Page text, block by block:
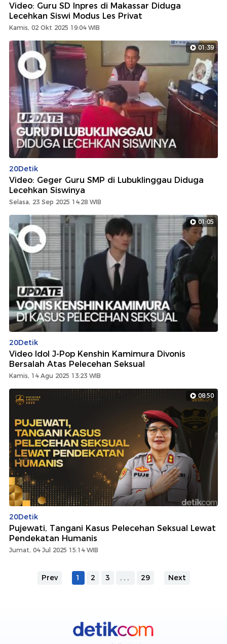
Video: Guru SD Inpres di Makassar Diduga
Lecehkan Siswi Modus Les Privat
Kamis, 02 Okt 2025 19:04 WIB
01:39
20Detik
Video: Geger Guru SMP di Lubuklinggau Diduga
Lecehkan Siswinya
Selasa, 23 Sep 2025 14:28 WIB
01:05
20Detik
Video Idol J-Pop Kenshin Kamimura Divonis
Bersalah Atas Pelecehan Seksual
Kamis, 14 Agu 2025 13:23 WIB
08:50
20Detik
Pujewati, Tangani Kasus Pelecehan Seksual Lewat
Pendekatan Humanis
Jumat, 04 Jul 2025 15:14 WIB
Prev 1 2 3 ... 29 Next